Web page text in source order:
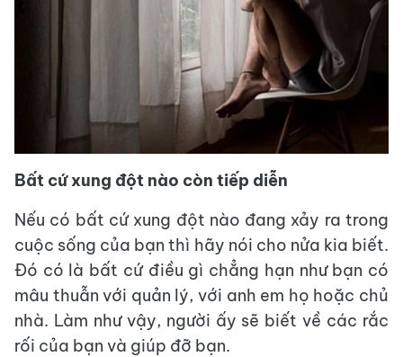
Bất cứ xung đột nào còn tiếp diễn
Nếu có bất cứ xung đột nào đang xảy ra trong
cuộc sống của bạn thì hãy nói cho nửa kia biết.
Đó có là bất cứ điều gì chẳng hạn như bạn có
mâu thuẫn với quản lý, với anh em họ hoặc chủ
nhà. Làm như vậy, người ấy sẽ biết về các rắc
rối của bạn và giúp đỡ bạn.